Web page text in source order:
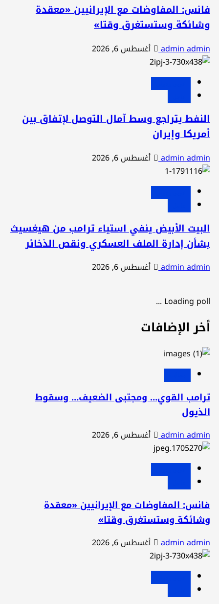
المفاوضات مع الإيرانيين «معقدة
وستستغرق وقتا»
admin أغسطس 6, 2026
يتراجع وسط آمال التوصل لإتفاق بين
وإيران
admin أغسطس 6, 2026
الأبيض ينفي استياء ترامب من هيغسيث
إدارة الملف العسكري ونقص الذخائر
admin أغسطس 6, 2026
Loading poll
الإضافات
القوي… ومجتبى الضعيف… وسقوط
admin أغسطس 6, 2026
المفاوضات مع الإيرانيين «معقدة
وستستغرق وقتا»
admin أغسطس 6, 2026